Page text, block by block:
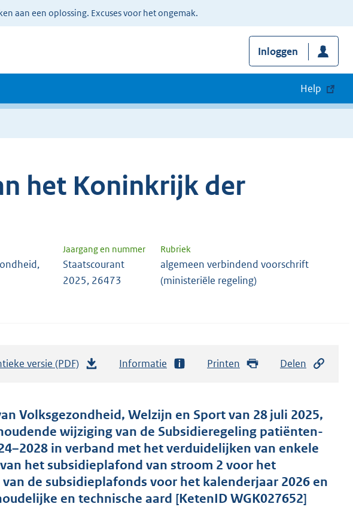
aan een oplossing. Excuses voor het ongemak.
Inloggen
Help
het Koninkrijk der
Jaargang en nummer Rubriek
Staatscourant
2025, 26473
algemeen verbindend voorschrift
(ministeriële regeling)
versie (PDF)
t
a
n
d
s
g
Informatie Printen Delen
Volksgezondheid, Welzijn en Sport van 28 juli 2025,
wijziging van de Subsidieregeling patiënten-
in verband met het verduidelijken van enkele
het subsidieplafond van stroom 2 voor het
de subsidieplafonds voor het kalenderjaar 2026 en
en technische aard [KetenID WGK027652]